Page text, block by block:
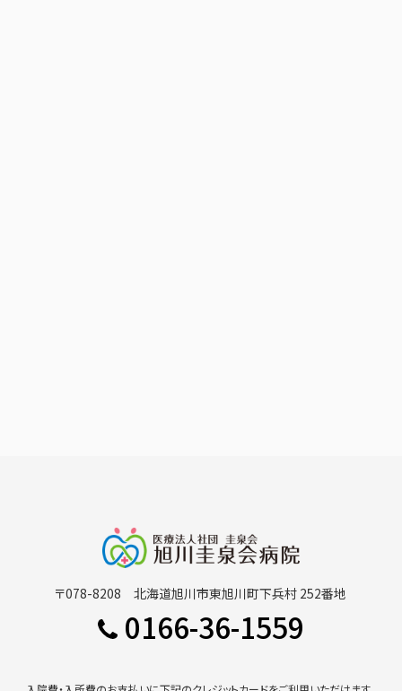
〒078-8208 北海道旭川市東旭川町下兵村 252番地
0166-36-1559